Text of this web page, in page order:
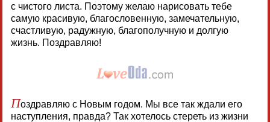
с чистого листа. Поэтому желаю нарисовать тебе
самую красивую, благословенную, замечательную,
счастливую, радужную, благополучную и долгую
жизнь. Поздравляю!
Поздравляю с Новым годом. Мы все так ждали его
наступления, правда? Так хотелось стереть из жизни